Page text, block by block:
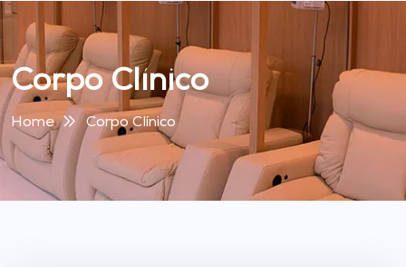
Corpo Clínico
Home Corpo Clínico